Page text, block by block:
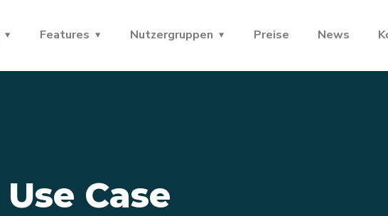
Features Nutzergruppen Preise News
Use Case